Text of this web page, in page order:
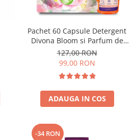
Pachet 60 Capsule Detergent
Divona Bloom si Parfum de
Rufe Corfu Breeze by Delia
200 ml
127,00 RON
99,00 RON
ADAUGA IN COS
-34 RON